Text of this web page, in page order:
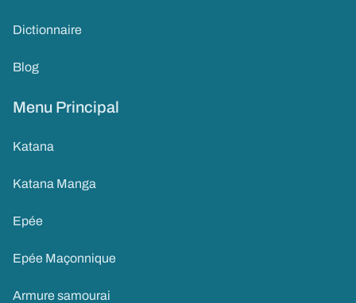
Dictionnaire
Blog
Menu Principal
Katana
Katana Manga
Epée
Epée Maçonnique
Armure samourai